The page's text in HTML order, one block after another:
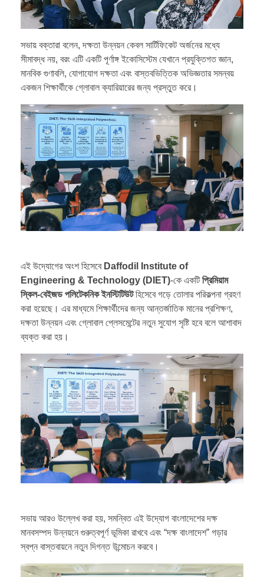
সভায় বক্তারা বলেন, দক্ষতা উন্নয়ন কেবল সার্টিফিকেট অর্জনের মধ্যে
সীমাবদ্ধ নয়, বরং এটি একটি পূর্ণাঙ্গ ইকোসিস্টেম যেখানে প্রযুক্তিগত জ্ঞান,
মানবিক গুণাবলি, যোগাযোগ দক্ষতা এবং বাস্তবভিত্তিক অভিজ্ঞতার সমন্বয়
একজন শিক্ষার্থীকে গ্লোবাল ক্যারিয়ারের জন্য প্রস্তুত করে।
এই উদ্যোগের অংশ হিসেবে Daffodil Institute of
Engineering & Technology (DIET)-কে একটিপ্রিমিয়াম
স্কিল-বেইজড পলিটেকনিক ইনস্টিটিউটহিসেবে গড়ে তোলার পরিকল্পনা গ্রহণ
করা হয়েছে। এর মাধ্যমে শিক্ষার্থীদের জন্য আন্তর্জাতিক মানের প্রশিক্ষণ,
দক্ষতা উন্নয়ন এবং গ্লোবাল প্লেসমেন্টের নতুন সুযোগ সৃষ্টি হবে বলে আশাবাদ
ব্যক্ত করা হয়।
সভায় আরও উল্লেখ করা হয়, সমন্বিত এই উদ্যোগ বাংলাদেশের দক্ষ
মানবসম্পদ উন্নয়নে গুরুত্বপূর্ণ ভূমিকা রাখবে এবং “দক্ষ বাংলাদেশ” গড়ার
স্বপ্ন বাস্তবায়নে নতুন দিগন্ত উন্মোচন করবে।